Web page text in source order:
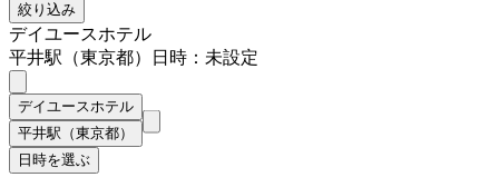
絞り込み
デイユースホテル
平井駅（東京都）
日時：未設定
デイユースホテル
平井駅（東京都）
日時を選ぶ